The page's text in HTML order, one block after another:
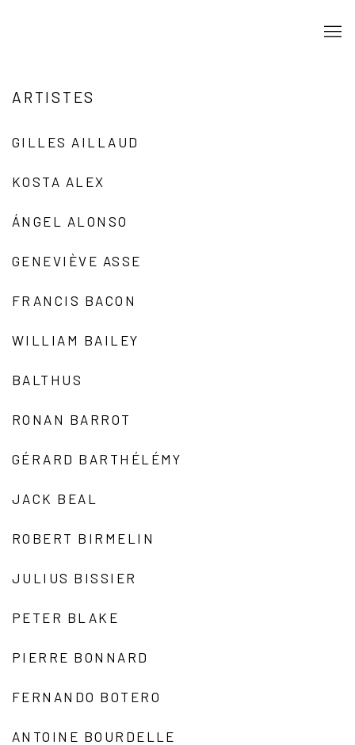
ARTISTES
GILLES AILLAUD
KOSTA ALEX
ÁNGEL ALONSO
GENEVIÈVE ASSE
FRANCIS BACON
WILLIAM BAILEY
BALTHUS
RONAN BARROT
GÉRARD BARTHÉLÉMY
JACK BEAL
ROBERT BIRMELIN
JULIUS BISSIER
PETER BLAKE
PIERRE BONNARD
FERNANDO BOTERO
ANTOINE BOURDELLE